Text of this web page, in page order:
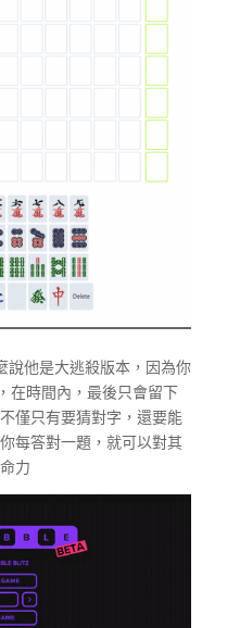
他是大逃殺版本，因為你
在時間內，最後只會留下
僅只有要猜對字，還要能
每答對一題，就可以對其
力